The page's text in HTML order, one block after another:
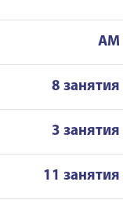
AM
8 занятия
3 занятия
11 занятия